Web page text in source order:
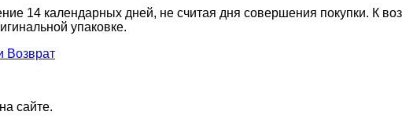
14 календарных дней, не считая дня совершения покупки. К
упаковке.
Возврат
сайте.